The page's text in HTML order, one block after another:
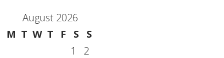
August 2026
M T W T F S
S
1
2